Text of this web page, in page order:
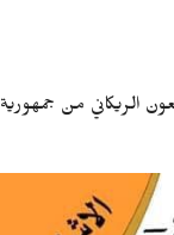
الريكاني من جمهورية